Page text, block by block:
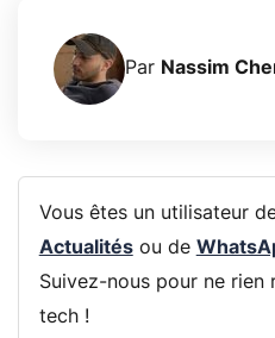
Par Nassim
Vous êtes un utilisateur
Actualitésou de
Suivez-nous pour ne rien
tech !